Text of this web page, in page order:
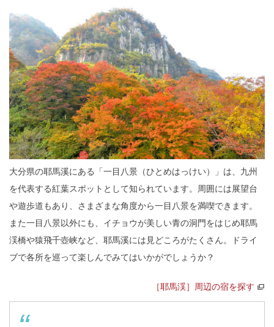
大分県の耶馬溪にある「一目八景（ひとめはっけい）」は、九州
を代表する紅葉スポットとして知られています。周囲には展望台
や遊歩道もあり、さまざまな角度から一目八景を満喫できます。
また一目八景以外にも、イチョウが美しい青の洞門をはじめ耶馬
渓橋や猿飛千壺峡など、耶馬溪には見どころがたくさん。ドライ
ブで各所を巡って楽しんでみてはいかがでしょうか？
［耶馬渓］周辺の宿を探す